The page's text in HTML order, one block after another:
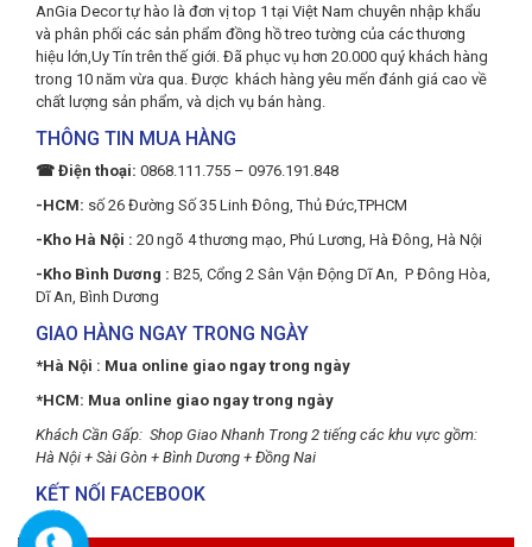
AnGia Decor tự hào là đơn vị top 1 tại Việt Nam chuyên nhập khẩu
và phân phối các sản phẩm đồng hồ treo tường của các thương
hiệu lớn,Uy Tín trên thế giới. Đã phục vụ hơn 20.000 quý khách hàng
trong 10 năm vừa qua. Được khách hàng yêu mến đánh giá cao về
chất lượng sản phẩm, và dịch vụ bán hàng.
THÔNG TIN MUA HÀNG
☎ Điện thoại: 0868.111.755 – 0976.191.848
-HCM: số 26 Đường Số 35 Linh Đông, Thủ Đức,TPHCM
-Kho Hà Nội : 20 ngõ 4 thương mạo, Phú Lương, Hà Đông, Hà Nội
-Kho Bình Dương : B25, Cổng 2 Sân Vận Động Dĩ An, P Đông Hòa,
Dĩ An, Bình Dương
GIAO HÀNG NGAY TRONG NGÀY
*Hà Nội : Mua online giao ngay trong ngày
*HCM: Mua online giao ngay trong ngày
Khách Cần Gấp: Shop Giao Nhanh Trong 2 tiếng các khu vực gồm:
Hà Nội + Sài Gòn + Bình Dương + Đồng Nai
KẾT NỐI FACEBOOK